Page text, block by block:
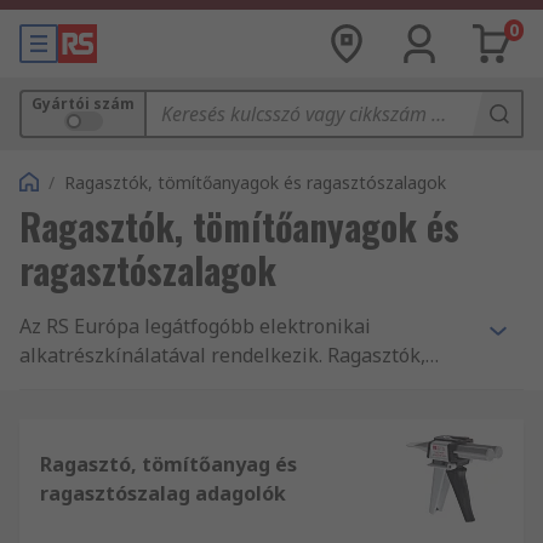
0
Gyártói szám
/ Ragasztók, tömítőanyagok és ragasztószalagok
Ragasztók, tömítőanyagok és
ragasztószalagok
Az RS Európa legátfogóbb elektronikai
alkatrészkínálatával rendelkezik. Ragasztók,
Adatbázisunkban több mint 550 000 elsőosztályú
termék közül válogathat, melyekkel teljesítjük a
Ragasztó, tömítőanyag és
ragasztószalag adagolók